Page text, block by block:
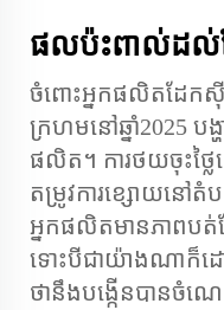
ផលប៉ះពាល់​ដ
ចំពោះ​អ្នកផលិត​ដែក​សុីម៉
ក្រហម​នៅឆ្នាំ2025 បង្
ផលិត។ ការថយចុះ​ថ្ល
តម្រូវការ​ខ្សោយ​នៅ
អ្នកផលិត​មាន​ភាព​បត់
ទោះបីជា​យ៉ាងណាក៏ដ
ថា​នឹង​បង្កើន​បាន​ចំណ